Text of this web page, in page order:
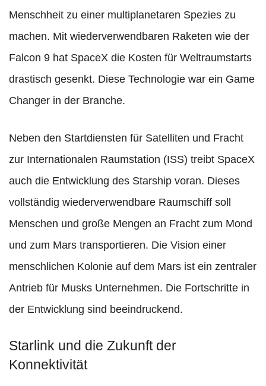
Menschheit zu einer multiplanetaren Spezies zu
machen. Mit wiederverwendbaren Raketen wie der
Falcon 9 hat SpaceX die Kosten für Weltraumstarts
drastisch gesenkt. Diese Technologie war ein Game
Changer in der Branche.
Neben den Startdiensten für Satelliten und Fracht
zur Internationalen Raumstation (ISS) treibt SpaceX
auch die Entwicklung des Starship voran. Dieses
vollständig wiederverwendbare Raumschiff soll
Menschen und große Mengen an Fracht zum Mond
und zum Mars transportieren. Die Vision einer
menschlichen Kolonie auf dem Mars ist ein zentraler
Antrieb für Musks Unternehmen. Die Fortschritte in
der Entwicklung sind beeindruckend.
Starlink und die Zukunft der
Konnektivität